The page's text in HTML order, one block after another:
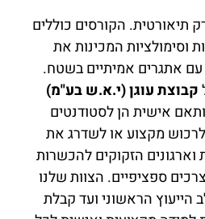
הקורסים כוללים
המכינות את
אתגרים אמיתיים בשטח.
עוגן (י.א.ש בע"מ)
אישית הן לסטודנטים
מקצוע או לשדרג את
הזקוקים להכשרות
ספציפיים. הצוות שלנו
הראשוני ועד קבלת